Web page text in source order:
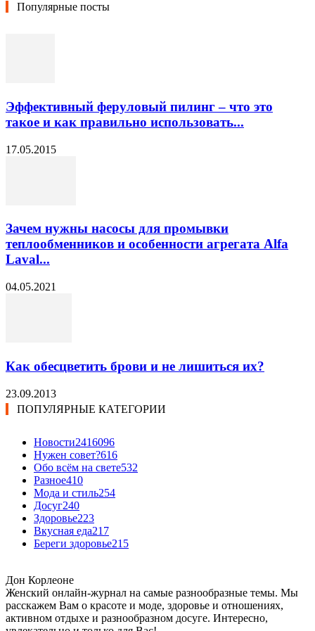
Популярные посты
Эффективный феруловый пилинг – что это
такое и как правильно использовать...
17.05.2015
Зачем нужны насосы для промывки
теплообменников и особенности агрегата Alfa
Laval...
04.05.2021
Как обесцветить брови и не лишиться их?
23.09.2013
ПОПУЛЯРНЫЕ КАТЕГОРИИ
Новости2416096
Нужен совет?616
Обо всём на свете532
Разное410
Мода и стиль254
Досуг240
Здоровье223
Вкусная еда217
Береги здоровье215
Дон Корлеоне
Женский онлайн-журнал на самые разнообразные темы. Мы
расскажем Вам о красоте и моде, здоровье и отношениях,
активном отдыхе и разнообразном досуге. Интересно,